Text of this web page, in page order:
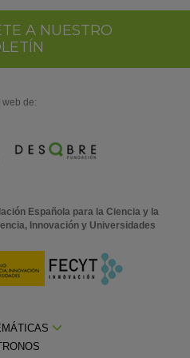
A NUESTRO
web de:
Española para la Ciencia y la
Innovación y Universidades